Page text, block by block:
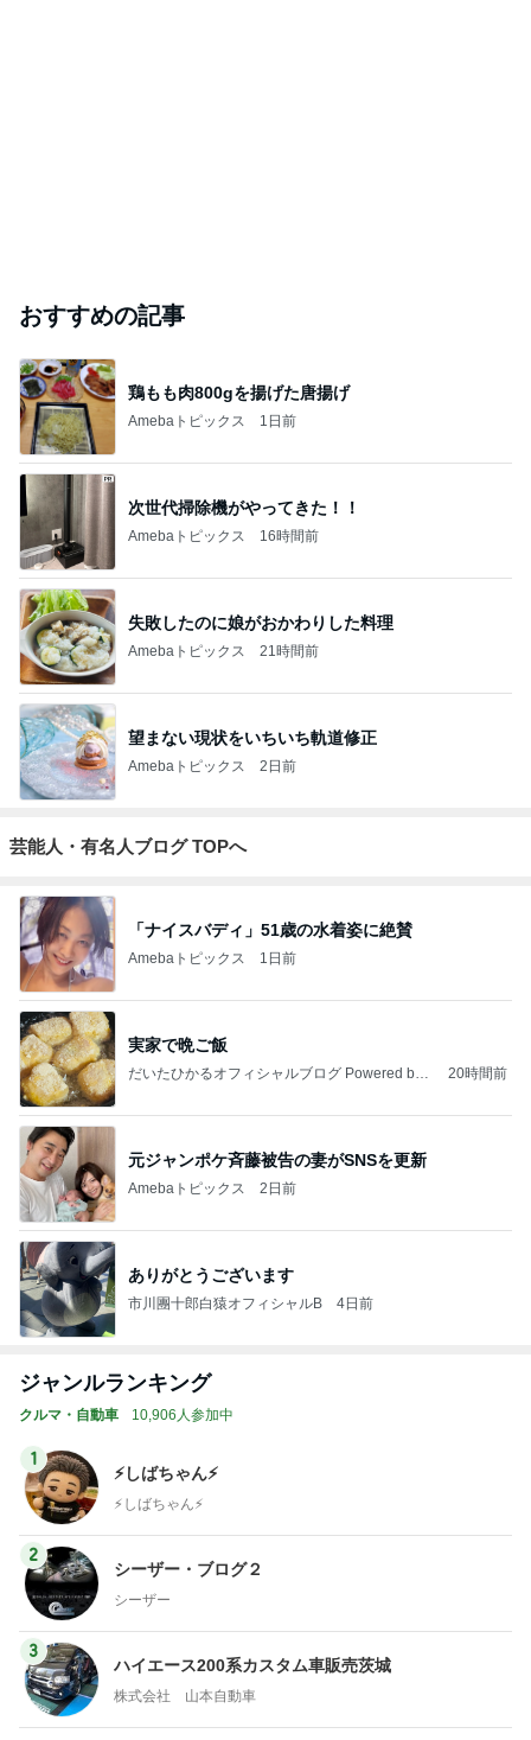
おすすめの記事
鶏もも肉800gを揚げた唐揚げ
Amebaトピックス 1日前
次世代掃除機がやってきた！！
Amebaトピックス 16時間前
失敗したのに娘がおかわりした料理
Amebaトピックス 21時間前
望まない現状をいちいち軌道修正
Amebaトピックス 2日前
芸能人・有名人ブログ TOPへ
「ナイスバディ」51歳の水着姿に絶賛
Amebaトピックス 1日前
実家で晩ご飯
だいたひかるオフィシャルブログ Powered by
20時間前
元ジャンポケ斉藤被告の妻がSNSを更新
Amebaトピックス 2日前
ありがとうございます
市川團十郎白猿オフィシャルB 4日前
ジャンルランキング
クルマ・自動車 10,906人参加中
1
⚡️しばちゃん⚡
⚡️しばちゃん⚡️
2
シーザー・ブログ２
シーザー
3
ハイエース200系カスタム車販売茨城
株式会社 山本自動車